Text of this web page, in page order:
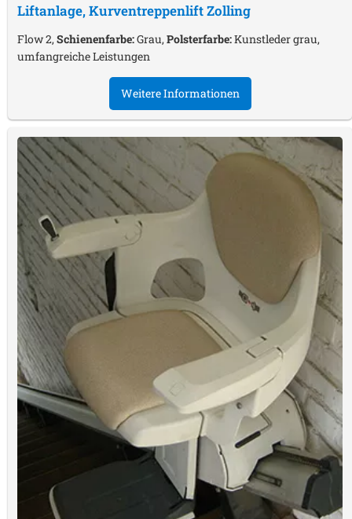
Liftanlage, KurventreppenliftZolling
Flow 2,Schienenfarbe:Grau,Polsterfarbe:Kunstleder grau,
umfangreiche Leistungen
Weitere Informationen